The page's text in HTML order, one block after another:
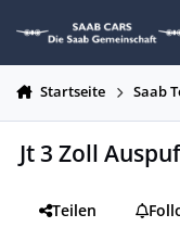
Startseite Saab
Jt 3 Zoll
Teilen